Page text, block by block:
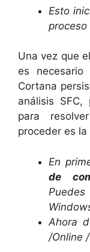
Esto
proceso
Una vez que
es
Cortana
análisis
para
proceder es
En
de
Ahora
/Online